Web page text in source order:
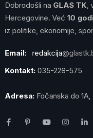
Dobrodošli na GLAS TK,
Hercegovine. Već 10
iz politike, ekonomije,
Email: redakcija
Kontakt: 035-228-575
Adresa: Fočanska do